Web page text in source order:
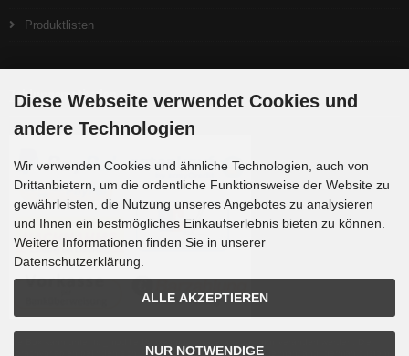
Produktlisten
Zahlungsmethoden
Sprachvariablen befinden sich in der Datei tpl_modified/lang/german/lang_german.custom.
Diese Webseite verwendet Cookies und
andere Technologien
Wir verwenden Cookies und ähnliche Technologien, auch von
Drittanbietern, um die ordentliche Funktionsweise der Website zu
gewährleisten, die Nutzung unseres Angebotes zu analysieren
und Ihnen ein bestmögliches Einkaufserlebnis bieten zu können.
Weitere Informationen finden Sie in unserer
Datenschutzerklärung.
ALLE AKZEPTIEREN
NUR NOTWENDIGE